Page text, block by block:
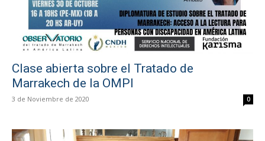
Clase abierta sobre el Tratado de
Marrakech de la OMPI
3 de Noviembre de 2020 0